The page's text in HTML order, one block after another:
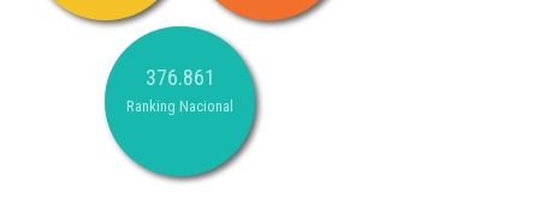
376.861
Ranking Nacional